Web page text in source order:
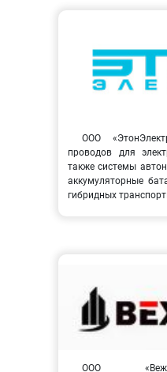
ООО
проводов для
также системы
аккумуляторные
гибридных
ООО